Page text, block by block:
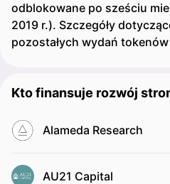
odblokowane po sześciu
2019 r.). Szczegóły
pozostałych wydań
Kto finansuje rozwój
Alameda Research
AU21 Capital